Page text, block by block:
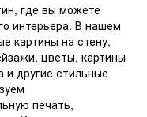
где вы можете
интерьера. В нашем
картины на стену,
цветы, картины
и другие стильные
печать,